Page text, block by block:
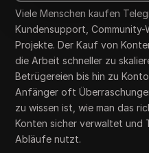
Viele Menschen kaufen
Kundensupport,
Projekte. Der Kauf von
die Arbeit schneller zu
Betrügereien bis hin zu
Anfänger oft
zu wissen ist, wie man das
Konten sicher verwaltet und
Abläufe nutzt.